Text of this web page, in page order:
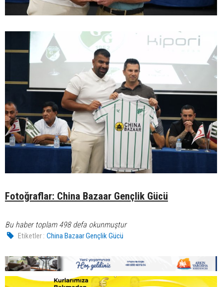
Fotoğraflar: China Bazaar Gençlik Gücü
Bu haber toplam 498 defa okunmuştur
Etiketler : China Bazaar Gençlik Gücü